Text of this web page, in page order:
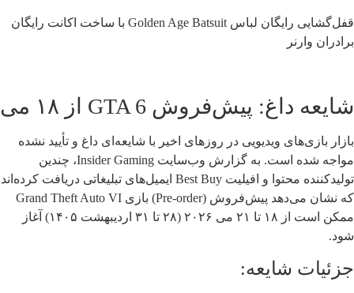
قفل‌گشایی رایگان لباس Golden Age Batsuit با ساخت اکانت رایگان
برادران وارنر
شایعه داغ: پیش‌فروش GTA 6 از ۱۸ می
بازار بازی‌های ویدیویی در روزهای اخیر با شایعه‌ای داغ و تأیید نشده
مواجه شده است. به گزارش وب‌سایت Insider Gaming، چندین
تولیدکننده محتوا و افیلیت Best Buy ایمیل‌های تبلیغاتی دریافت کرده‌اند
که نشان می‌دهد پیش‌فروش (Pre-order) بازی Grand Theft Auto VI
ممکن است از ۱۸ تا ۲۱ می ۲۰۲۶ (۲۸ تا ۳۱ اردیبهشت ۱۴۰۵) آغاز
شود.
جزئیات شایعه: